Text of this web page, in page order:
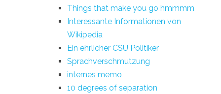
Things that make you go hmmmm
Interessante Informationen von
Wikipedia
Ein ehrlicher CSU Politiker
Sprachverschmutzung
internes memo
10 degrees of separation